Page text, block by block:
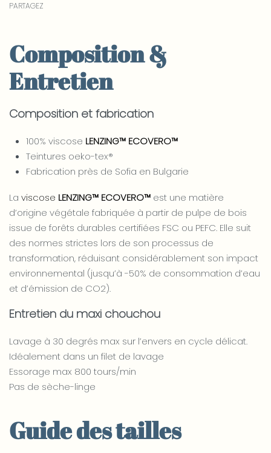
PARTAGEZ
Composition &
Entretien
Composition et fabrication
100% viscose LENZING™ ECOVERO™
Teintures oeko-tex®
Fabrication près de Sofia en Bulgarie
La viscose LENZING™ ECOVERO™ est une matière
d’origine végétale fabriquée à partir de pulpe de bois
issue de forêts durables certifiées FSC ou PEFC. Elle suit
des normes strictes lors de son processus de
transformation, réduisant considérablement son impact
environnemental (jusqu’à -50% de consommation d’eau
et d’émission de CO2).
Entretien du maxi chouchou
Lavage à 30 degrés max sur l’envers en cycle délicat.
Idéalement dans un filet de lavage
Essorage max 800 tours/min
Pas de sèche-linge
Guide des tailles